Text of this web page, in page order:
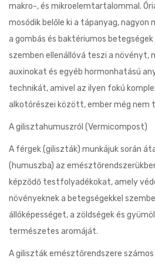
makro-, és mikroelemtartalommal.
mosódik belőle ki a tápanyag, nagyon
a gombás és baktériumos betegségek
szemben ellenállóvá teszi a növényt,
auxinokat és egyéb hormonhatású
technikát, amivel az ilyen fokú
alkotórészei között, ember még nem
A gilisztahumuszról (Vermicompost)
A férgek (giliszták) munkájuk során
(humuszba) az
képződő testfolyadékokat, amely
növényeknek a betegségekkel
állóképességet, a zöldségek és
természetes aromáját.
A giliszták emésztőrendszere